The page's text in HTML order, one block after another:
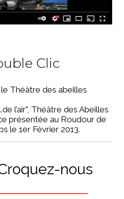
Clic
Théâtre des abeilles
l’air", Théâtre des Abeilles
présentée au Roudour de
le 1er Février 2013.
nous